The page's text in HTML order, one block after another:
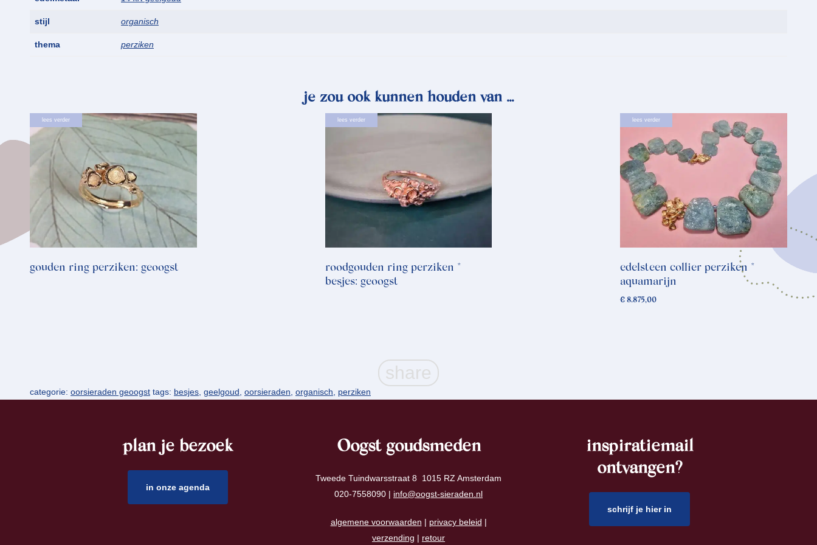
stijl organisch
thema perziken
je zou ook kunnen houden van …
lees verder
gouden ring perziken: geoogst
lees verder
roodgouden ring perziken *
besjes: geoogst
lees verder
edelsteen collier perziken *
aquamarijn
€ 8.875,00
categorie: oorsieraden geoogst tags: besjes geelgoud oorsieraden organisch perziken
plan je bezoek
in onze agenda
Oogst goudsmeden
Tweede Tuindwarsstraat 8 1015 RZ Amsterdam
020-7558090 | info@oogst-sieraden.nl
algemene voorwaarden | privacy beleid |
verzending | retour
inspiratiemail
ontvangen?
schrijf je hier in